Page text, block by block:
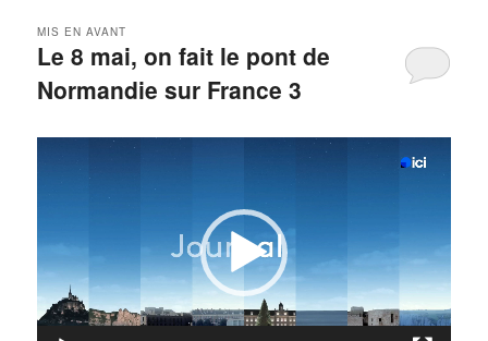
Le 8 mai, on fait le pont de
Normandie sur France 3
MIS EN AVANT